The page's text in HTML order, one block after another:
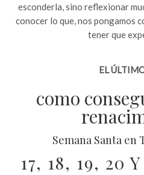
esconderla, sino reflexionar
conocer lo que, nos pongamos
tener que
EL
como
Semana Santa en
17, 18, 19, 20